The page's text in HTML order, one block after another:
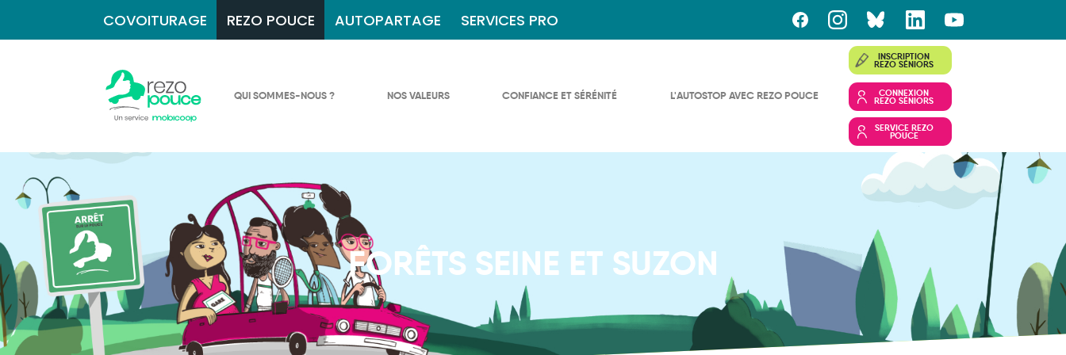
COVOITURAGE REZO POUCE AUTOPARTAGE SERVICES PRO
QUI SOMMES-NOUS ? NOS VALEURS CONFIANCE ET SÉRÉNITÉ L'AUTOSTOP AVEC REZO POUCE
INSCRIPTION
REZO SÉNIORS
CONNEXION
REZO SÉNIORS
SERVICE REZO
POUCE
FORÊTS SEINE ET SUZON